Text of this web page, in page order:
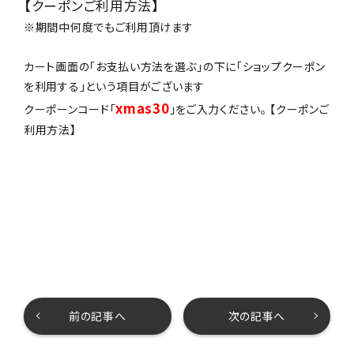
【クーポンご利用方法】
※期間中何度でもご利用頂けます
カート画面の「お支払い方法を選ぶ」の下に「ショップクーポン
を利用する」という項目がございます
クーポーンコード「xmas30 」をご入力ください。 【クーポンご
利用方法】
前の記事へ 次の記事へ